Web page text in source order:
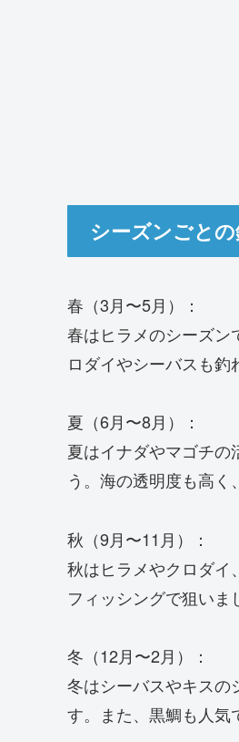
シーズンごと
春（3月〜5月）：
春はヒラメのシーズン
ロダイやシーバスも釣
夏（6月〜8月）：
夏はイナダやマゴチの
う。海の透明度も高く
秋（9月〜11月）：
秋はヒラメやクロダイ
フィッシングで狙いま
冬（12月〜2月）：
冬はシーバスやキスの
す。また、黒鯛も人気